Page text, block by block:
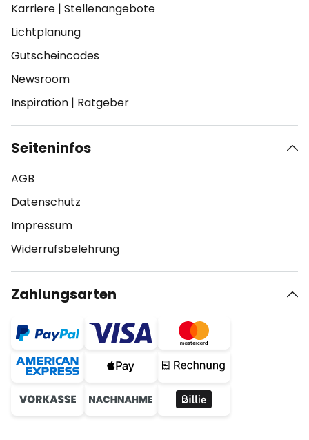
Karriere | Stellenangebote
Lichtplanung
Gutscheincodes
Newsroom
Inspiration | Ratgeber
Seiteninfos
AGB
Datenschutz
Impressum
Widerrufsbelehrung
Zahlungsarten